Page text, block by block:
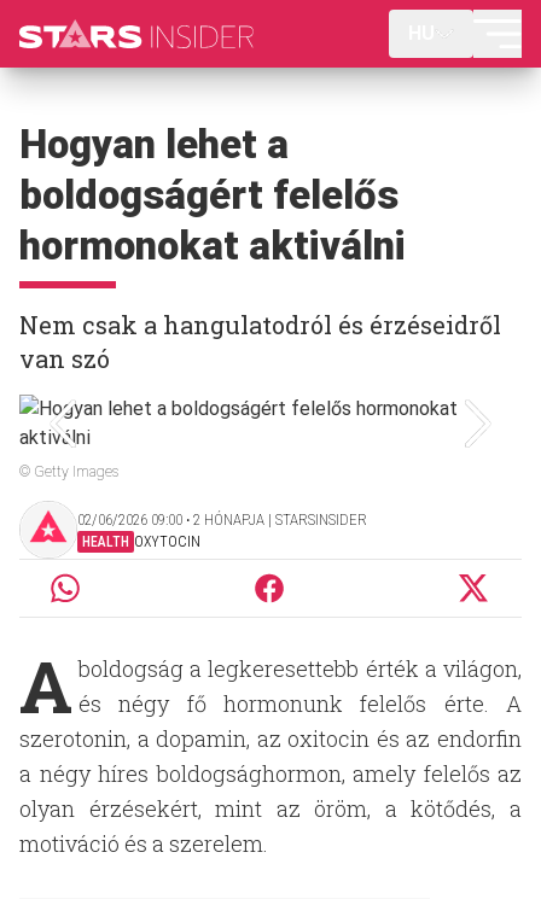
Hogyan lehet a
boldogságért felelős
hormonokat aktiválni
Nem csak a hangulatodról és érzéseidről
van szó
© Getty Images
02/06/2026 09:00 ‧ 2 HÓNAPJA | STARSINSIDER
HEALTH OXYTOCIN
A boldogság a legkeresettebb érték a világon,
és négy fő hormonunk felelős érte. A
szerotonin, a dopamin, az oxitocin és az endorfin
a négy híres boldogsághormon, amely felelős az
olyan érzésekért, mint az öröm, a kötődés, a
motiváció és a szerelem.